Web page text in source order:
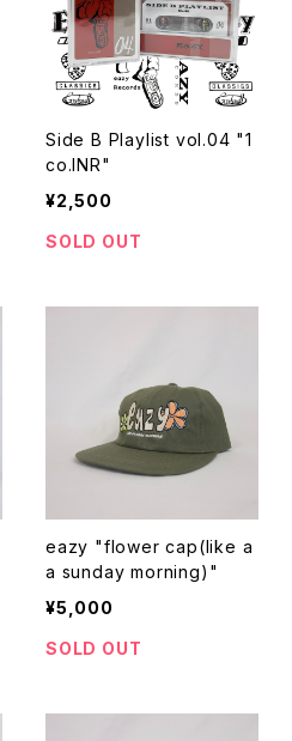
Side B Playlist vol.04 "1
co.INR"
¥2,500
SOLD OUT
eazy "flower cap(like a
a sunday morning)"
¥5,000
SOLD OUT